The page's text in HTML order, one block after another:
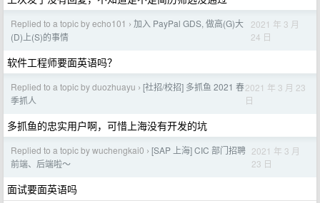
Replied to a topic by echo101 › 加入 PayPal GDS, 做高(G)大
(D)上(S)的事情
2021 年 3 月
24 日
软件工程师要面英语吗？
Replied to a topic by duozhuayu › [社招/校招] 多抓鱼 2021 春
季抓人
2021 年 3 月 23
日
多抓鱼的忠实用户啊，可惜上海没有开发的坑
Replied to a topic by wuchengkai0 › [SAP 上海] CIC 部门招聘
前端、后端啦～
2021 年 3 月
23 日
面试要面英语吗